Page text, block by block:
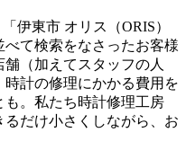
伊東市 オリス（ORIS）
て検索をなさったお客様
（加えてスタッフの人
計の修理にかかる費用を
。私たち時計修理工房
だけ小さくしながら、お